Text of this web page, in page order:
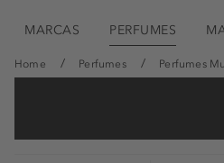
MARCAS PERFUMES
Home Perfumes Perfumes